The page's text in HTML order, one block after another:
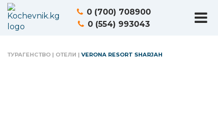
0 (700) 708900
0 (554) 993043
ТУРАГЕНСТВО | ОТЕЛИ | VERONA RESORT SHARJAH